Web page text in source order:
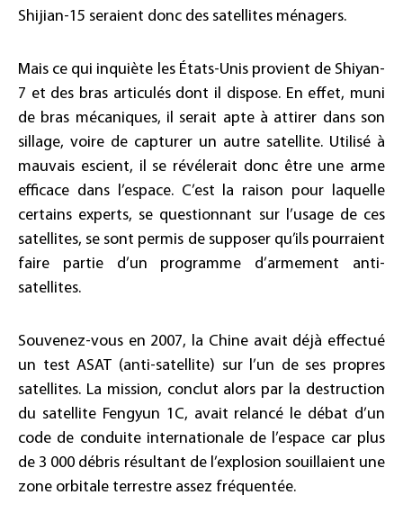
Shijian-15 seraient donc des satellites ménagers.
Mais ce qui inquiète les États-Unis provient de Shiyan-
7 et des bras articulés dont il dispose. En effet, muni
de bras mécaniques, il serait apte à attirer dans son
sillage, voire de capturer un autre satellite. Utilisé à
mauvais escient, il se révélerait donc être une arme
efficace dans l’espace. C’est la raison pour laquelle
certains experts, se questionnant sur l’usage de ces
satellites, se sont permis de supposer qu’ils pourraient
faire partie d’un programme d’armement anti-
satellites.
Souvenez-vous en 2007, la Chine avait déjà effectué
un test ASAT (anti-satellite) sur l’un de ses propres
satellites. La mission, conclut alors par la destruction
du satellite Fengyun 1C, avait relancé le débat d’un
code de conduite internationale de l’espace car plus
de 3 000 débris résultant de l’explosion souillaient une
zone orbitale terrestre assez fréquentée.